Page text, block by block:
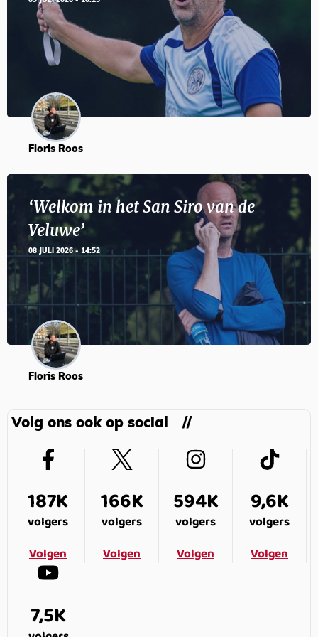
Floris Roos
‘Welkom in het San Siro van de
Veluwe’
08 JULI 2026 - 14:52
Floris Roos
Volg ons ook op social
187K
volgers
Volgen
166K
volgers
Volgen
594K
volgers
Volgen
9,6K
volgers
Volgen
7,5K